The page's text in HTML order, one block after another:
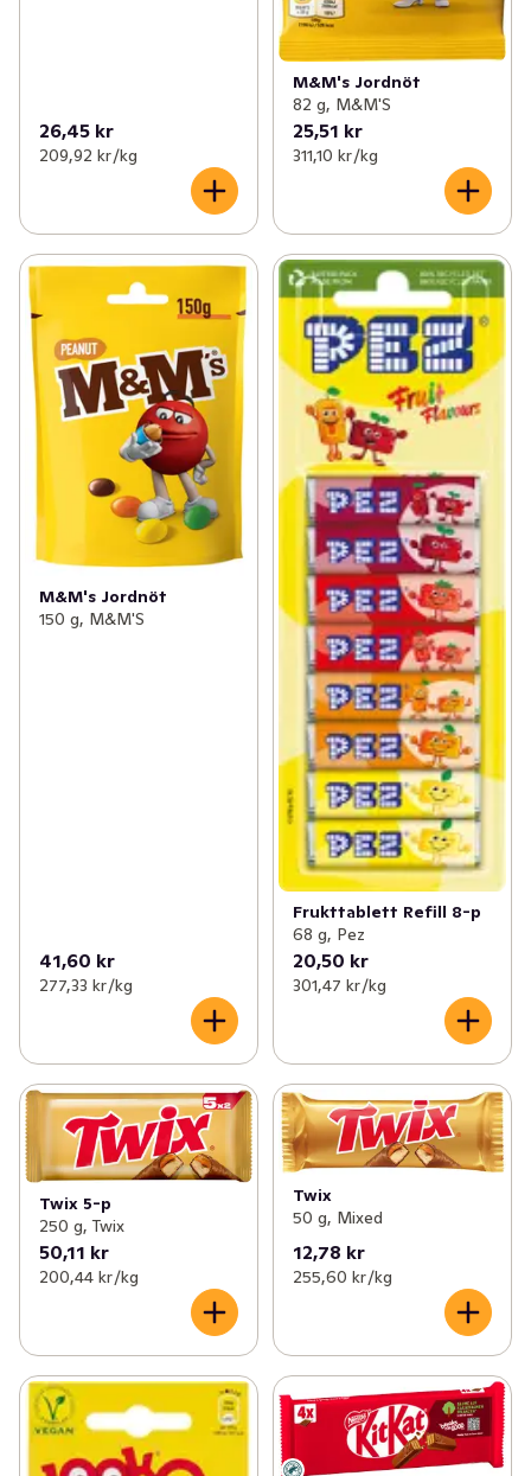
26,45 kr
209,92 kr /kg
M&M's Jordnöt
82 g, M&M'S
25,51 kr
311,10 kr /kg
M&M's Jordnöt
150 g, M&M'S
41,60 kr
277,33 kr /kg
Frukttablett Refill 8-p
68 g, Pez
20,50 kr
301,47 kr /kg
Twix 5-p
250 g, Twix
50,11 kr
200,44 kr /kg
Twix
50 g, Mixed
12,78 kr
255,60 kr /kg